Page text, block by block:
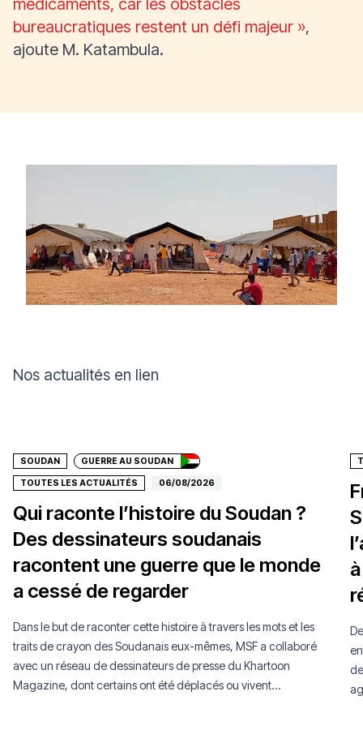
médicaments, car les obstacles
bureaucratiques restent un défi majeur »,
ajoute M. Katambula.
Nos actualités en lien
SOUDAN GUERRE AU SOUDAN
TOUTES LES ACTUALITÉS 06/08/2026
Qui raconte l’histoire du Soudan ?
Des dessinateurs soudanais
racontent une guerre que le monde
a cessé de regarder
Dans le but de raconter cette histoire à travers les mots et les
traits de crayon des Soudanais eux-mêmes, MSF a collaboré
avec un réseau de dessinateurs de presse du Khartoon
Magazine, dont certains ont été déplacés ou vivent